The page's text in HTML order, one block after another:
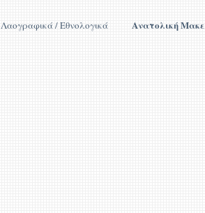
Λαογραφικά / Εθνολογικά Ανατολική